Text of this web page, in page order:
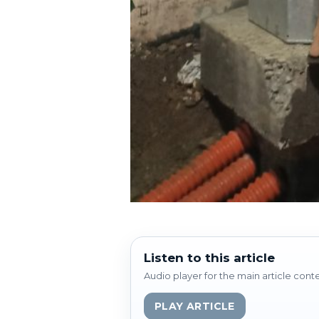
Listen to this article
Audio player for the main article
PLAY ARTICLE